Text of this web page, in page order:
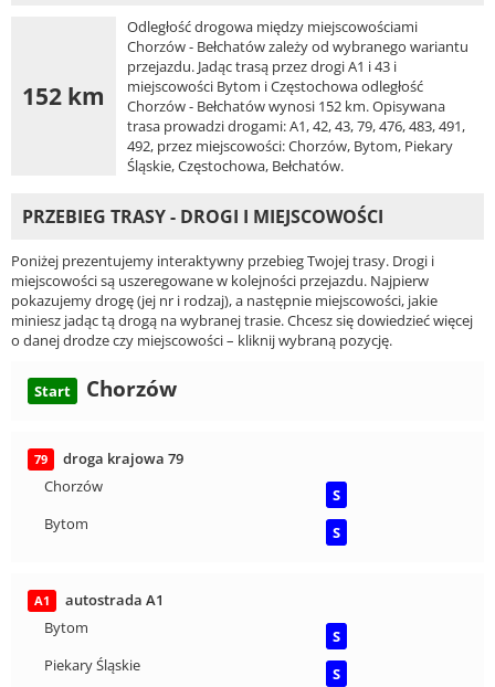
152 km
Odległość drogowa między miejscowościami
Chorzów - Bełchatów zależy od wybranego wariantu
przejazdu. Jadąc trasą przez drogi A1 i 43 i
miejscowości Bytom i Częstochowa odległość
Chorzów - Bełchatów wynosi 152 km. Opisywana
trasa prowadzi drogami: A1, 42, 43, 79, 476, 483, 491,
492, przez miejscowości: Chorzów, Bytom, Piekary
Śląskie, Częstochowa, Bełchatów.
PRZEBIEG TRASY - DROGI I MIEJSCOWOŚCI
Poniżej prezentujemy interaktywny przebieg Twojej trasy. Drogi i
miejscowości są uszeregowane w kolejności przejazdu. Najpierw
pokazujemy drogę (jej nr i rodzaj), a następnie miejscowości, jakie
miniesz jadąc tą drogą na wybranej trasie. Chcesz się dowiedzieć więcej
o danej drodze czy miejscowości – kliknij wybraną pozycję.
Start Chorzów
79
droga krajowa 79
Chorzów
S
Bytom
S
A1
autostrada A1
Bytom
S
Piekary Śląskie
S